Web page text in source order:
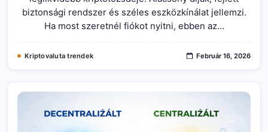
Felhasználóknak
Bejegyzéshez
biztonsági rendszer és széles eszközkínálat jellemzi.
Ha most szeretnél fiókot nyitni, ebben az…
Kriptovaluta trendek Február 16, 2026